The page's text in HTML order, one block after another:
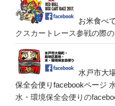
お米食べ
クスカートレース参戦の際
水戸市大
保全会便りfacebookページ
水・環境保全会便りの